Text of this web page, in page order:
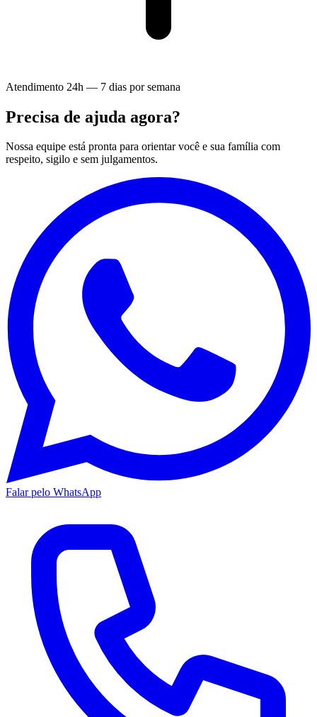
Atendimento 24h — 7 dias por semana
Precisa de ajuda agora?
Nossa equipe está pronta para orientar você e sua família com
respeito, sigilo e sem julgamentos.
Falar pelo WhatsApp